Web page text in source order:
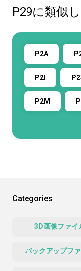
P29に類似
P2A
P2I
P2M
Categories
3D画像ファイ
バックアップフ